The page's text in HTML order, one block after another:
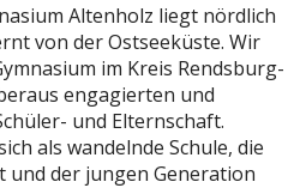
Altenholz liegt nördlich
von der Ostseeküste. Wir
im Kreis Rendsburg-
engagierten und
und Elternschaft.
als wandelnde Schule, die
und der jungen Generation